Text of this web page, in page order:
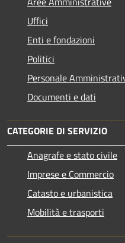
Uffici
Enti e fondazioni
Politici
Personale
Documenti e dati
CATEGORIE DI SERVIZIO
Anagrafe e stato civile
Imprese e Commercio
Catasto e urbanistica
Mobilità e trasporti